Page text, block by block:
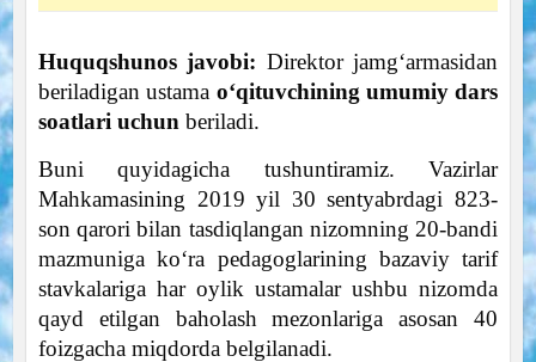
Huquqshunos javobi: Direktor jamg‘armasidan
beriladigan ustama o‘qituvchining umumiy dars
soatlari uchun beriladi.
Buni quyidagicha tushuntiramiz. Vazirlar
Mahkamasining 2019 yil 30 sentyabrdagi 823-
son qarori bilan tasdiqlangan nizomning 20-bandi
mazmuniga ko‘ra pedagoglarining bazaviy tarif
stavkalariga har oylik ustamalar ushbu nizomda
qayd etilgan baholash mezonlariga asosan 40
foizgacha miqdorda belgilanadi.